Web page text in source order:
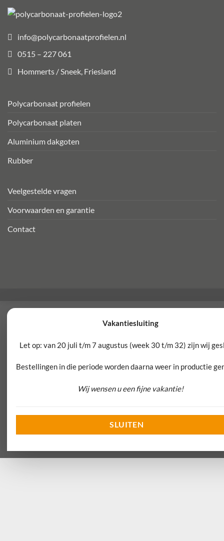
info@polycarbonaatprofielen.nl
0515 – 227 061
Hommerts / Sneek, Friesland
Polycarbonaat profielen
Polycarbonaat platen
Aluminium dakgoten
Rubber
Veelgestelde vragen
Voorwaarden en garantie
Contact
Vakantiesluiting
Let op: van 20 juli t/m 7 augustus (week 30 t/m 32) zijn wij
Bestellingen in die periode worden daarna weer in productie
Wij wensen u een fijne vakantie!
SLUITEN